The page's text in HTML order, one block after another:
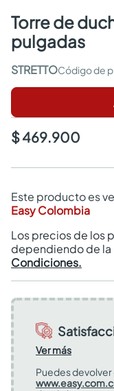
torre de ducha venti con regadera 8
pulgadas
STRETTO
$ 469.900
Este producto es
Easy Colombia
Los precios de los
dependiendo de la
Condiciones.
Ver más
Puedes